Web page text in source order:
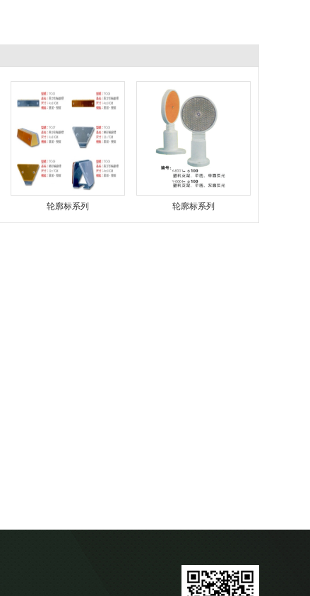
轮廓标系列 轮廓标系列